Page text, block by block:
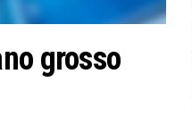
grosso